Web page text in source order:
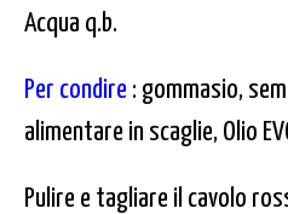
Acqua q.b.
Per condire : gommasio,
alimentare in scaglie, Olio
Pulire e tagliare il cavolo